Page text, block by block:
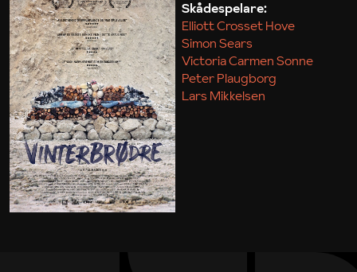
Den isländska debutanten har en säregen känsla för
bildberättande som fångas upp av Maria von
Hausswolffs kraftfulla foto, det karga
gruvlandskapet sveper in berättelsen i en evig
vinter där kalkdammet bildar snödrivor året om.
Olle Agebro
Skådespelare:
Elliott Crosset Hove
Simon Sears
Victoria Carmen Sonne
Peter Plaugborg
Lars Mikkelsen